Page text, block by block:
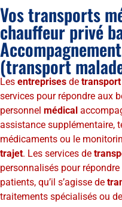
Vos transports
chauffeur privé
(transport
Les entreprises de
services pour répondre aux
personnel médical
assistance supplémentaire,
médicaments ou le
trajet. Les services de
personnalisés pour
patients, qu’il s’agisse de
traitements spécialisés ou